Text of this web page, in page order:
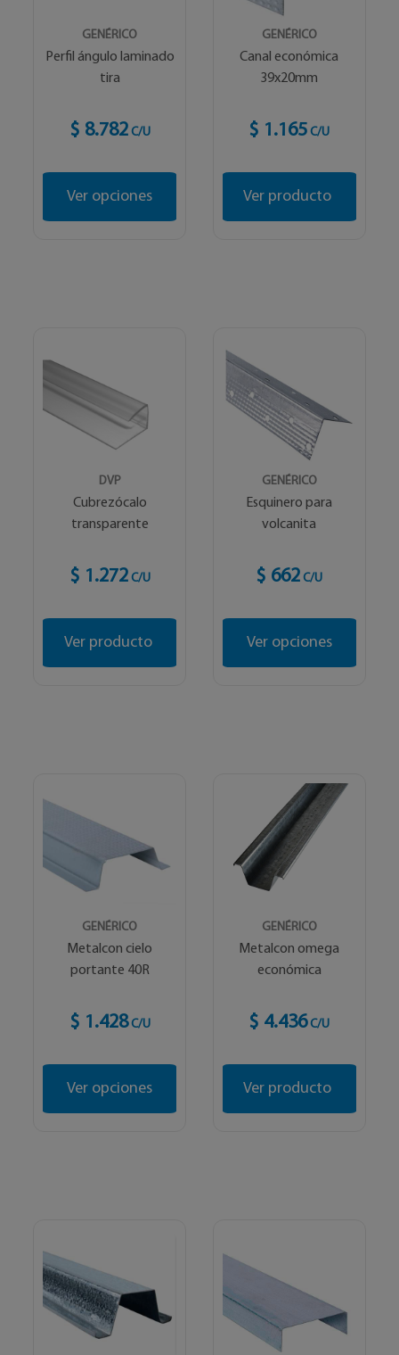
GENÉRICO
Perfil ángulo laminado
tira
$ 8.782 C/U
Ver opciones
GENÉRICO
Canal económica
39x20mm
$ 1.165 C/U
Ver producto
DVP
Cubrezócalo
transparente
$ 1.272 C/U
Ver producto
GENÉRICO
Esquinero para
volcanita
$ 662 C/U
Ver opciones
GENÉRICO
Metalcon cielo
portante 40R
$ 1.428 C/U
Ver opciones
GENÉRICO
Metalcon omega
económica
$ 4.436 C/U
Ver producto